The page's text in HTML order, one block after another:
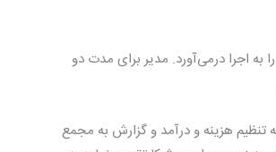
اجرا درمی‌آورد. مدیر برای مدت دو
هزینه و درآمد و گزارش به مجمع